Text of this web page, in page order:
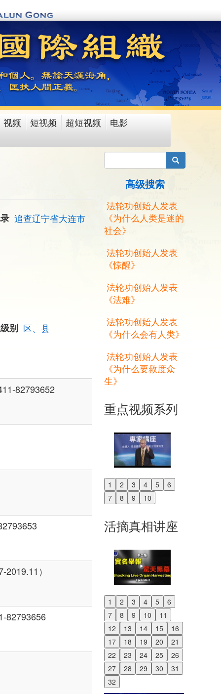
视频 短视频 超短视频
电影
追查辽宁省大连市
别 区、县
82793652
2019.11）
82793656
搜索
高级搜索
法轮功创始人发表
《为什么人类是迷的
社会》
法轮功创始人发表
《惊醒》
法轮功创始人发表
《法难》
法轮功创始人发表
《为什么会有人类》
法轮功创始人发表
《为什么要救度众
生》
重点视频系列
1 2 3 4 5
6
7
8 9 10
Previous
Next
活摘真相讲座
1 2 3 4 5
6
7
8 9 10
11
12
13 14 15
16
17
18 19 20
21
22
23 24 25
26
27
28 29 30
31
32
Previous
Next